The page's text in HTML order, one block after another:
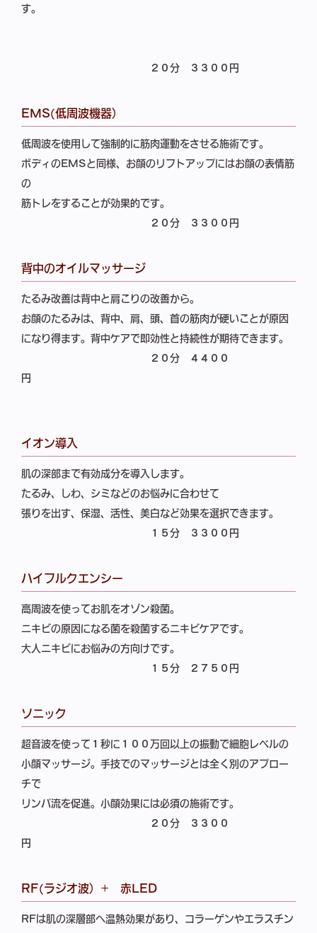
す。
２０分 ３３００円
EMS(低周波機器）
低周波を使用して強制的に筋肉運動をさせる施術です。
ボディのEMSと同様、お顔のリフトアップにはお顔の表情筋
の
筋トレをすることが効果的です。
２０分
３３００円
背中のオイルマッサージ
たるみ改善は背中と肩こりの改善から。
お顔のたるみは、背中、肩、頭、首の筋肉が硬いことが原因
になり得ます。背中ケアで即効性と持続性が期待できます。
２０分
４４００
円
イオン導入
肌の深部まで有効成分を導入します。
たるみ、しわ、シミなどのお悩みに合わせて
張りを出す、保湿、活性、美白など効果を選択できます。
１５分
３３００円
ハイフルクエンシー
高周波を使ってお肌をオゾン殺菌。
ニキビの原因になる菌を殺菌するニキビケアです。
大人ニキビにお悩みの方向けです。
１５分
２７５０円
ソニック
超音波を使って１秒に１００万回以上の振動で細胞レベルの
小顔マッサージ。手技でのマッサージとは全く別のアプロー
チで
リンパ流を促進。小顔効果には必須の施術です。
２０分
３３００
円
RF(ラジオ波）+ 赤LED
RFは肌の深層部へ温熱効果があり、コラーゲンやエラスチン